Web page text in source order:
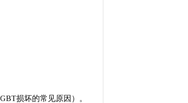
损坏的常见原因）。